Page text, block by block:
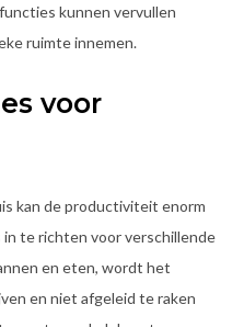
kunnen vervullen
ruimte innemen.
voor
kan de productiviteit enorm
te richten voor verschillende
en eten, wordt het
en niet afgeleid te raken